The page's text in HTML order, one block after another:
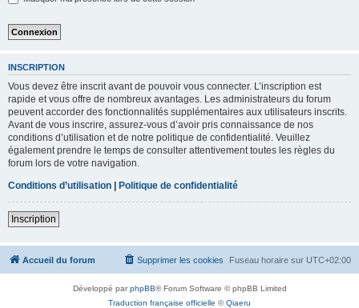
INSCRIPTION
Vous devez être inscrit avant de pouvoir vous connecter. L’inscription est
rapide et vous offre de nombreux avantages. Les administrateurs du forum
peuvent accorder des fonctionnalités supplémentaires aux utilisateurs inscrits.
Avant de vous inscrire, assurez-vous d’avoir pris connaissance de nos
conditions d’utilisation et de notre politique de confidentialité. Veuillez
également prendre le temps de consulter attentivement toutes les règles du
forum lors de votre navigation.
Conditions d’utilisation | Politique de confidentialité
Inscription
Accueil du forum Fuseau horaire sur UTC+02:00
Supprimer les cookies
Développé parphpBB® Forum Software © phpBB Limited
Traduction française officielle ©Qiaeru